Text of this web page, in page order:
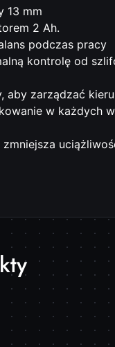
13 mm
2 Ah.
podczas pracy
kontrolę od
zarządzać
w każdych